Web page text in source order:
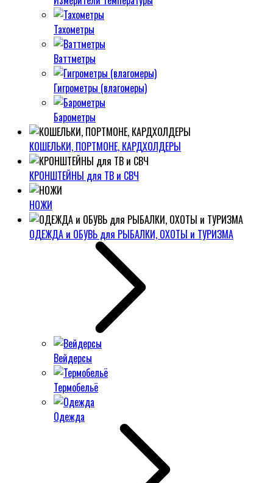
Тахометры
Ваттметры
Гигрометры (влагомеры)
Барометры
КОШЕЛЬКИ, ПОРТМОНЕ, КАРДХОЛДЕРЫ
КРОНШТЕЙНЫ для ТВ и СВЧ
НОЖИ
ОДЕЖДА и ОБУВЬ для РЫБАЛКИ, ОХОТЫ и ТУРИЗМА
Вейдерсы
Термобельё
Одежда